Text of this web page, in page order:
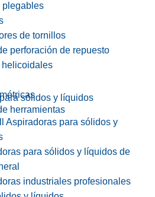
plegables
de tornillos
perforación de repuesto
helicoidales
herramientas
sólidos y líquidos
Aspiradoras para sólidos y
para sólidos y líquidos de
industriales profesionales